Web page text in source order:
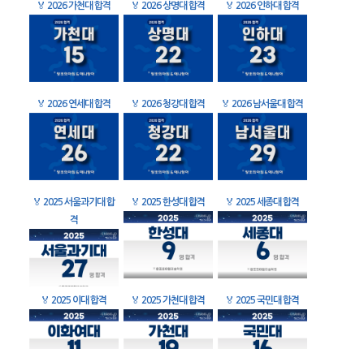
🏅 2026 가천대 합격 🏅 2026 상명대 합격 🏅 2026 인하대 합격
🏅 2026 연세대 합격 🏅 2026 청강대 합격 🏅 2026 남서울대 합격
🏅 2025 서울과기대 합
격
🏅 2025 한성대 합격 🏅 2025 세종대 합격
🏅 2025 이대 합격 🏅 2025 가천대 합격 🏅 2025 국민대 합격